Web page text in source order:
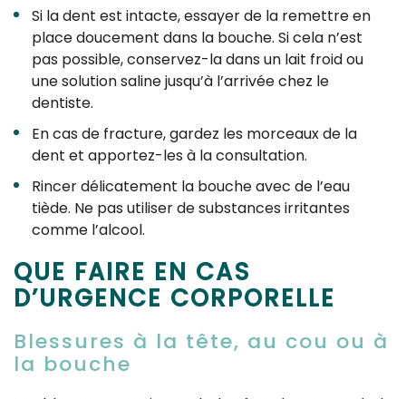
Si la dent est intacte, essayer de la remettre en
place doucement dans la bouche. Si cela n’est
pas possible, conservez-la dans un lait froid ou
une solution saline jusqu’à l’arrivée chez le
dentiste.
En cas de fracture, gardez les morceaux de la
dent et apportez-les à la consultation.
Rincer délicatement la bouche avec de l’eau
tiède. Ne pas utiliser de substances irritantes
comme l’alcool.
QUE FAIRE EN CAS
D’URGENCE CORPORELLE
Blessures à la tête, au cou ou à
la bouche